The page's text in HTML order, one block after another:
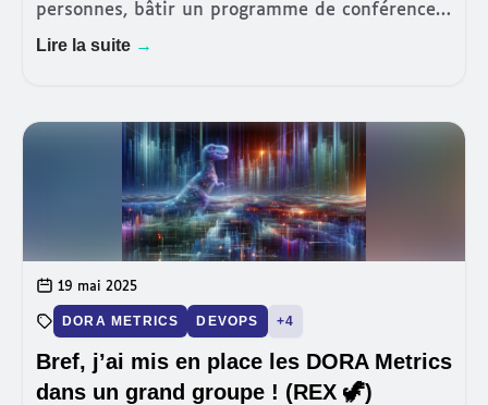
personnes, bâtir un programme de conférences
exigeant, coordonner une dizaine de bénévoles,
Lire la suite →
19 mai 2025
DORA METRICS DEVOPS +4
Bref, j’ai mis en place les DORA Metrics
dans un grand groupe ! (REX 🦖)